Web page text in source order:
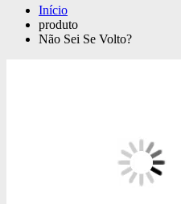
Início
produto
Não Sei Se Volto?